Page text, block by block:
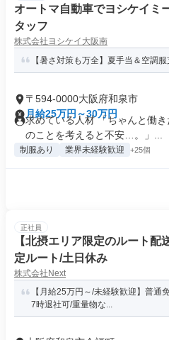
オートマ自動車でヨシケイミ
タッフ
株式会社ヨシケイ大阪南
【暑さ対策も万全】夏手当＆空調
〒594-0000大阪府和泉市
月給25万円～30万円
求めている人材 「ちゃんと働
のことを考えると不安…。」...
制服あり 業界未経験歓迎 +25個
正社員
【北摂エリア限定のルート配
定ルート/土日休み
株式会社Next
【月給25万円～/未経験歓迎】普通
7時退社可/重量物な...